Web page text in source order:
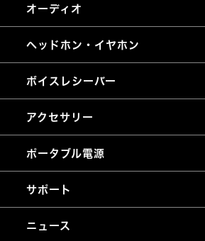
オーディオ
ヘッドホン・イヤホン
ボイスレシーバー
アクセサリー
ポータブル電源
サポート
ニュース